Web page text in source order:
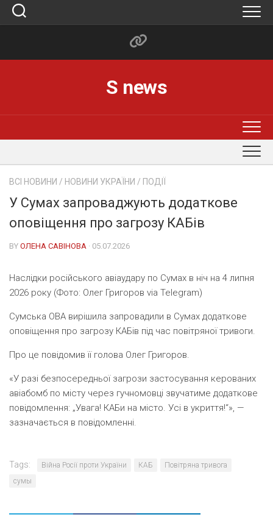
Skip
S news
ВСІ НОВИНИ / НОВИНИ УКРАЇНИ / ПОДІЇ
У Сумах запроваджують додаткове
оповіщення про загрозу КАБів
BY ОЛЕНА САВІНОВА · 05.07.2026
Наслідки російського авіаудару по Сумах в ніч на 4 липня
2026 року (Фото: Олег Григоров via Telegram)
Сумська ОВА вирішила запровадили в Сумах додаткове
оповіщення про загрозу КАБів під час повітряної тривоги.
Про це повідомив її голова Олег Григоров.
«У разі безпосередньої загрози застосування керованих
авіабомб по місту через гучномовці звучатиме додаткове
повідомлення: „Увага! КАБи на місто. Усі в укриття!“», —
зазначається в повідомленні.
Tags: Війна Росії проти України КАБ
Повітряна тривога
сумы